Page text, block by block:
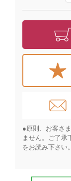
●原則、お客さ
ません。ご了承
をお読み下さい。​